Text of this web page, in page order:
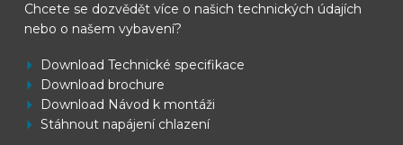
Chcete se dozvědět více o našich technických údajích
nebo o našem vybavení?
Download Technické specifikace
Download brochure
Download Návod k montáži
Stáhnout napájení chlazení